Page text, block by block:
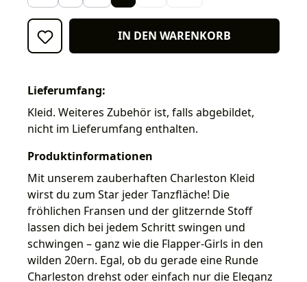
IN DEN WARENKORB
Lieferumfang:
Kleid. Weiteres Zubehör ist, falls abgebildet,
nicht im Lieferumfang enthalten.
Produktinformationen
Mit unserem zauberhaften Charleston Kleid
wirst du zum Star jeder Tanzfläche! Die
fröhlichen Fransen und der glitzernde Stoff
lassen dich bei jedem Schritt swingen und
schwingen – ganz wie die Flapper-Girls in den
wilden 20ern. Egal, ob du gerade eine Runde
Charleston drehst oder einfach nur die Eleganz